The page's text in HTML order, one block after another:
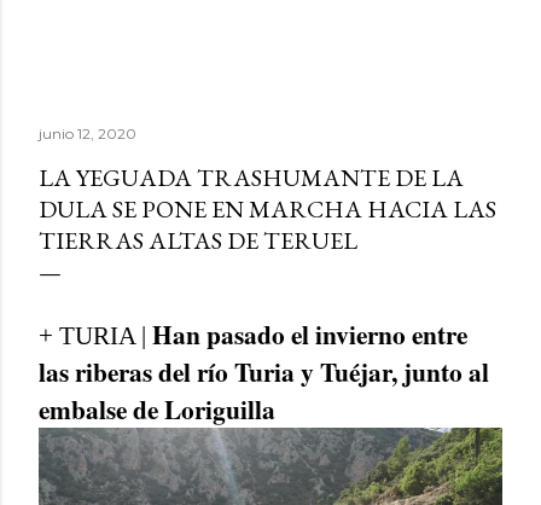
junio 12, 2020
LA YEGUADA TRASHUMANTE DE LA
DULA SE PONE EN MARCHA HACIA LAS
TIERRAS ALTAS DE TERUEL
+ TURIA | Han pasado el invierno entre
las riberas del río Turia y Tuéjar, junto al
embalse de Loriguilla